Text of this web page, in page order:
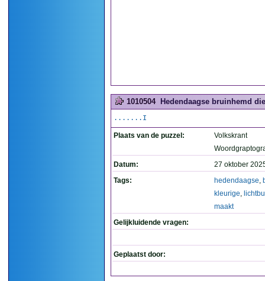
1010504 Hedendaagse bruinhemd
.......I
Plaats van de puzzel:
Volkskrant
Datum:
27 oktober
Tags:
hedendaagse,
kleurige,
maakt
Gelijkluidende vragen:
Geplaatst door: